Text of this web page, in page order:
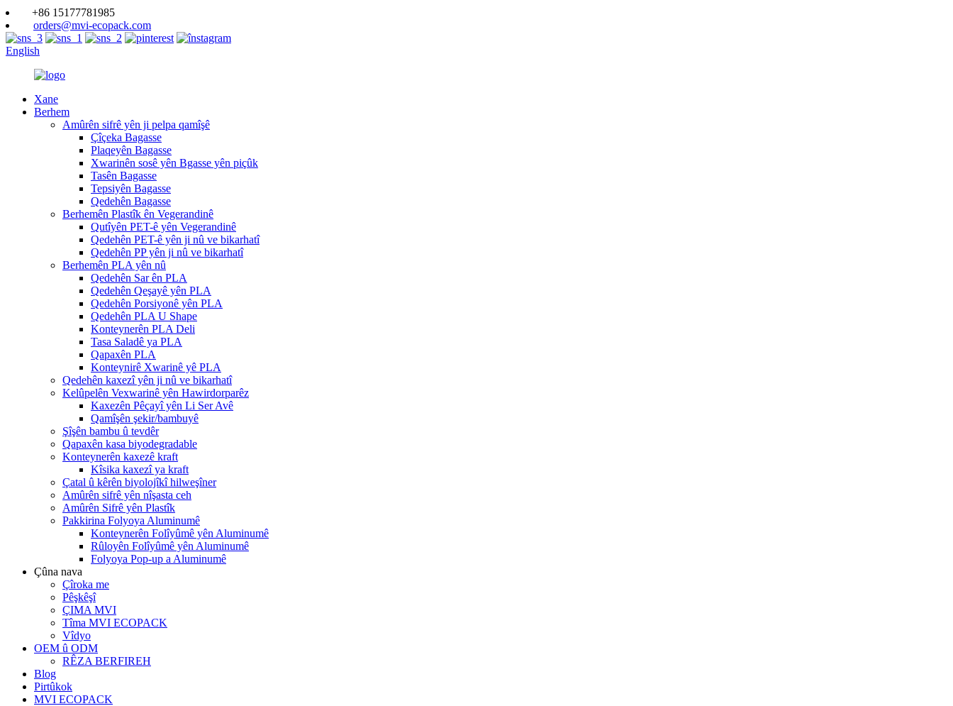
+86 15177781985
orders@mvi-ecopack.com
English
Xane
Berhem
Amûrên sifrê yên ji pelpa qamîşê
Çîçeka Bagasse
Plaqeyên Bagasse
Xwarinên sosê yên Bgasse yên piçûk
Tasên Bagasse
Tepsiyên Bagasse
Qedehên Bagasse
Berhemên Plastîk ên Vegerandinê
Qutîyên PET-ê yên Vegerandinê
Qedehên PET-ê yên ji nû ve bikarhatî
Qedehên PP yên ji nû ve bikarhatî
Berhemên PLA yên nû
Qedehên Sar ên PLA
Qedehên Qeşayê yên PLA
Qedehên Porsiyonê yên PLA
Qedehên PLA U Shape
Konteynerên PLA Deli
Tasa Saladê ya PLA
Qapaxên PLA
Konteynirê Xwarinê yê PLA
Qedehên kaxezî yên ji nû ve bikarhatî
Kelûpelên Vexwarinê yên Hawirdorparêz
Kaxezên Pêçayî yên Li Ser Avê
Qamîşên şekir/bambuyê
Şîşên bambu û tevdêr
Qapaxên kasa biyodegradable
Konteynerên kaxezê kraft
Kîsika kaxezî ya kraft
Çatal û kêrên biyolojîkî hilweşîner
Amûrên sifrê yên nîşasta ceh
Amûrên Sifrê yên Plastîk
Pakkirina Folyoya Aluminumê
Konteynerên Folîyûmê yên Aluminumê
Rûloyên Folîyûmê yên Aluminumê
Folyoya Pop-up a Aluminumê
Çûna nava
Çîroka me
Pêşkêşî
ÇIMA MVI
Tîma MVI ECOPACK
Vîdyo
OEM û ODM
RÊZA BERFIREH
Blog
Pirtûkok
MVI ECOPACK